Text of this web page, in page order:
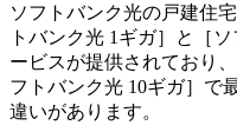
ソフトバンク光の戸建住
トバンク光 1ギガ］と［
ービスが提供されており、
フトバンク光 10ギガ］で
違いがあります。